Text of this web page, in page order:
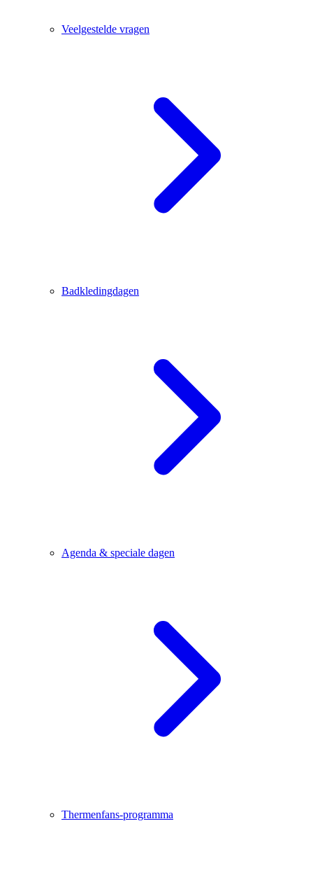
Veelgestelde vragen
Badkledingdagen
Agenda & speciale dagen
Thermenfans-programma